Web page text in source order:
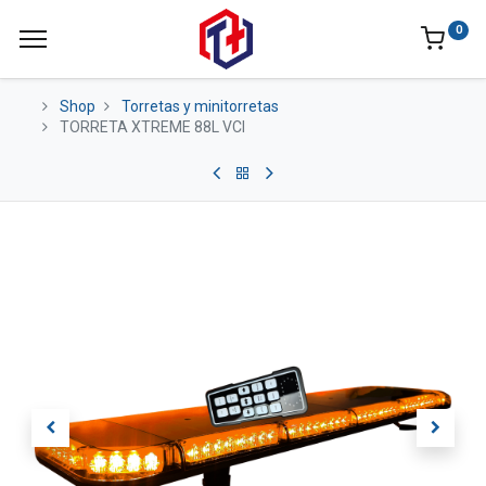
0
Shop
Torretas y minitorretas
TORRETA XTREME 88L VCI